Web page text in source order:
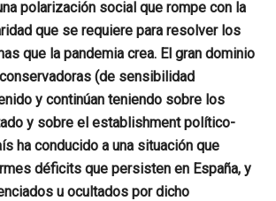
polarización social que rompe con la
que se requiere para resolver los
que la pandemia crea. El gran dominio
(de sensibilidad
y continúan teniendo sobre los
y sobre el establishment político-
ha conducido a una situación que
déficits que persisten en España, y
u ocultados por dicho